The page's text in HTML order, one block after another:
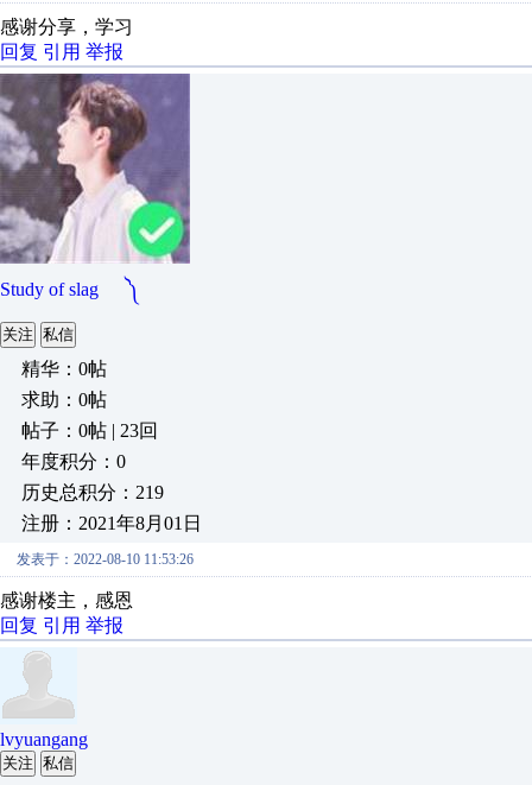
感谢分享，学习
回复 引用 举报
Study of slag ༽
关注 私信
精华：0帖
求助：0帖
帖子：0帖 | 23回
年度积分：0
历史总积分：219
注册：2021年8月01日
发表于：2022-08-10 11:53:26
感谢楼主，感恩
回复 引用 举报
lvyuangang
关注 私信